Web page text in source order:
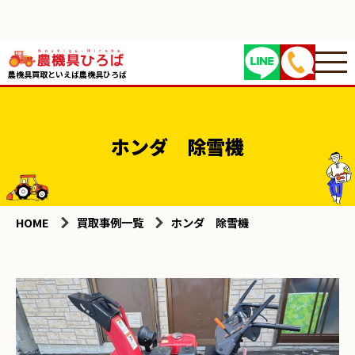
農機具買取といえば農機具ひろば
ホンダ 除雪機
HOME 買取事例一覧 ホンダ 除雪機